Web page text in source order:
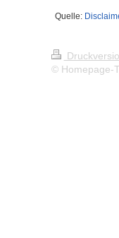
Quelle:
© Homepage-